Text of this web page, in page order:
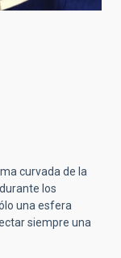
curvada de la
los
una esfera
siempre una